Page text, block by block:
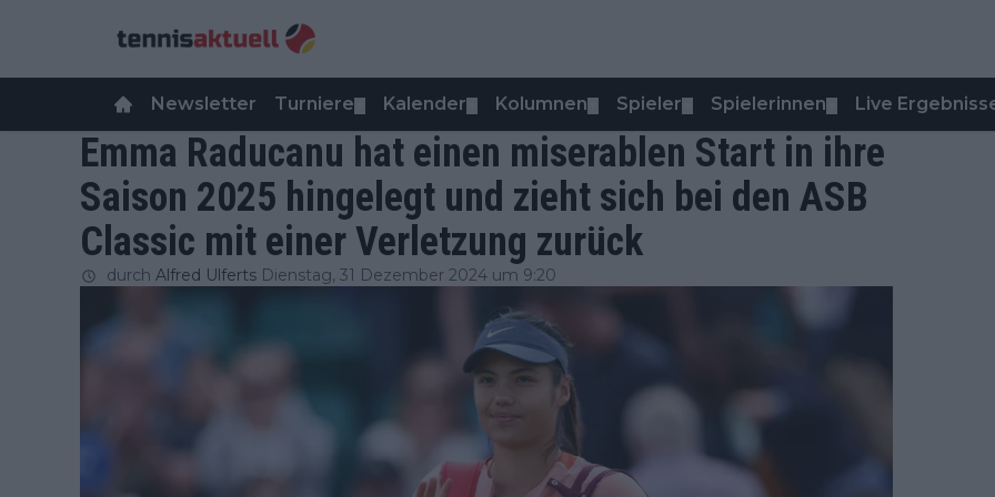
Newsletter Turniere Kalender Kolumnen Spieler Spielerinnen Live
Emma Raducanu hat einen miserablen Start in ihre
Saison 2025 hingelegt und zieht sich bei den ASB
Classic mit einer Verletzung zurück
durch Alfred Ulferts Dienstag, 31 Dezember 2024 um 9:20